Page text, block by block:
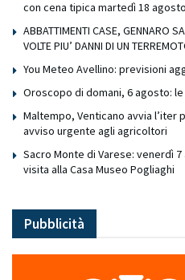
con cena tipica martedì 18 agosto
ABBATTIMENTI CASE, GENNARO
VOLTE PIU’ DANNI DI UN
You Meteo Avellino: previsioni
Oroscopo di domani, 6 agosto:
Maltempo, Venticano avvia l’iter
avviso urgente agli agricoltori
Sacro Monte di Varese: venerdì
visita alla Casa Museo Pogliaghi
Pubblicità